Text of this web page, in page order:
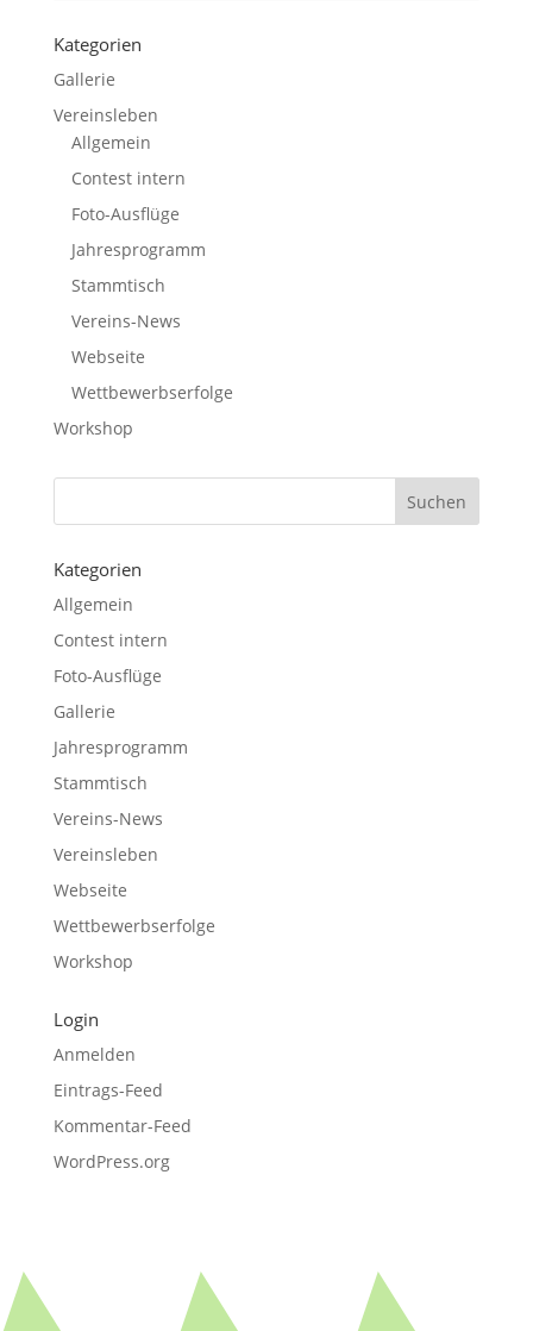
Kategorien
Gallerie
Vereinsleben
Allgemein
Contest intern
Foto-Ausflüge
Jahresprogramm
Stammtisch
Vereins-News
Webseite
Wettbewerbserfolge
Workshop
Kategorien
Allgemein
Contest intern
Foto-Ausflüge
Gallerie
Jahresprogramm
Stammtisch
Vereins-News
Vereinsleben
Webseite
Wettbewerbserfolge
Workshop
Login
Anmelden
Eintrags-Feed
Kommentar-Feed
WordPress.org